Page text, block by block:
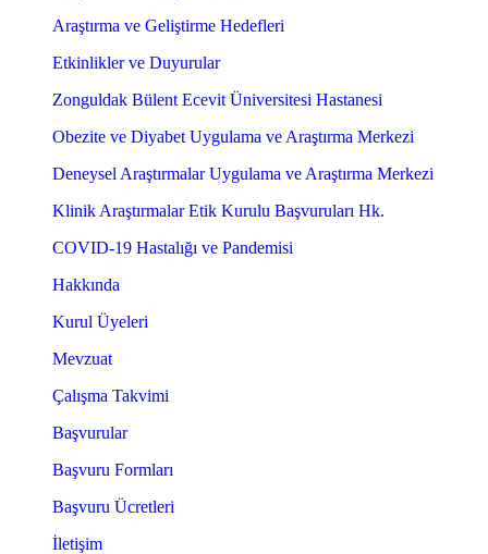
Araştırma ve Geliştirme Hedefleri
Etkinlikler ve Duyurular
Zonguldak Bülent Ecevit Üniversitesi Hastanesi
Obezite ve Diyabet Uygulama ve Araştırma Merkezi
Deneysel Araştırmalar Uygulama ve Araştırma Merkezi
Klinik Araştırmalar Etik Kurulu Başvuruları Hk.
COVID-19 Hastalığı ve Pandemisi
Hakkında
Kurul Üyeleri
Mevzuat
Çalışma Takvimi
Başvurular
Başvuru Formları
Başvuru Ücretleri
İletişim